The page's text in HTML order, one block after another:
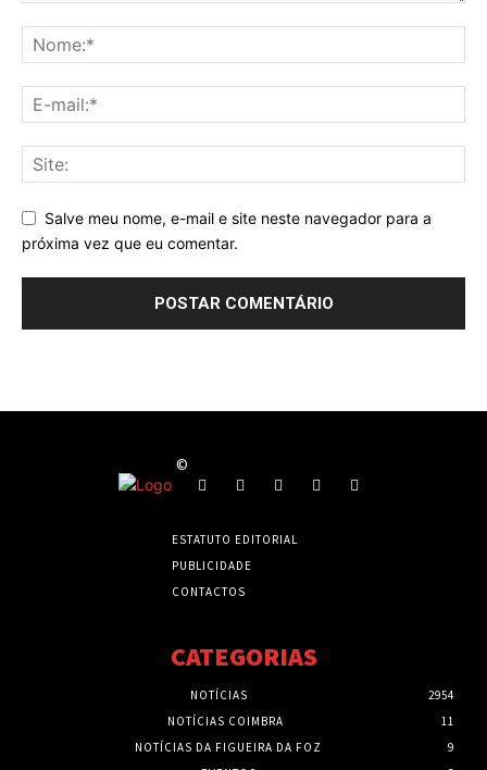
Salve meu nome, e-mail e site neste navegador para a
próxima vez que eu comentar.
©
ESTATUTO EDITORIAL
PUBLICIDADE
CONTACTOS
CATEGORIAS
NOTÍCIAS
2954
NOTÍCIAS COIMBRA
11
NOTÍCIAS DA FIGUEIRA DA FOZ
9